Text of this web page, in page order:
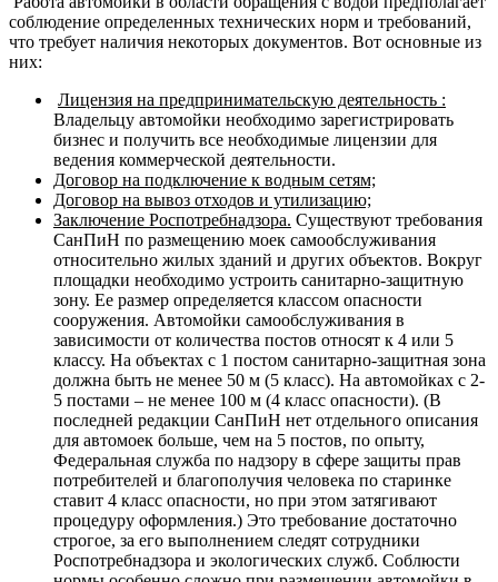
соблюдение определенных технических норм и требований,
что требует наличия некоторых документов. Вот основные из
них:
Лицензия на предпринимательскую деятельность :
Владельцу автомойки необходимо зарегистрировать
бизнес и получить все необходимые лицензии для
ведения коммерческой деятельности.
Договор на подключение к водным сетям;
Договор на вывоз отходов и утилизацию;
Заключение Роспотребнадзора. Существуют требования
СанПиН по размещению моек самообслуживания
относительно жилых зданий и других объектов. Вокруг
площадки необходимо устроить санитарно-защитную
зону. Ее размер определяется классом опасности
сооружения. Автомойки самообслуживания в
зависимости от количества постов относят к 4 или 5
классу. На объектах с 1 постом санитарно-защитная зона
должна быть не менее 50 м (5 класс). На автомойках с 2-
5 постами – не менее 100 м (4 класс опасности). (В
последней редакции СанПиН нет отдельного описания
для автомоек больше, чем на 5 постов, по опыту,
Федеральная служба по надзору в сфере защиты прав
потребителей и благополучия человека по старинке
ставит 4 класс опасности, но при этом затягивают
процедуру оформления.) Это требование достаточно
строгое, за его выполнением следят сотрудники
Роспотребнадзора и экологических служб. Соблюсти